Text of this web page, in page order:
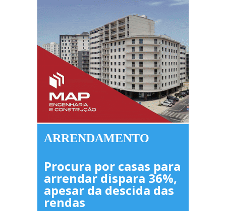
ARRENDAMENTO
Procura por casas para
arrendar dispara 36%,
apesar da descida das
rendas